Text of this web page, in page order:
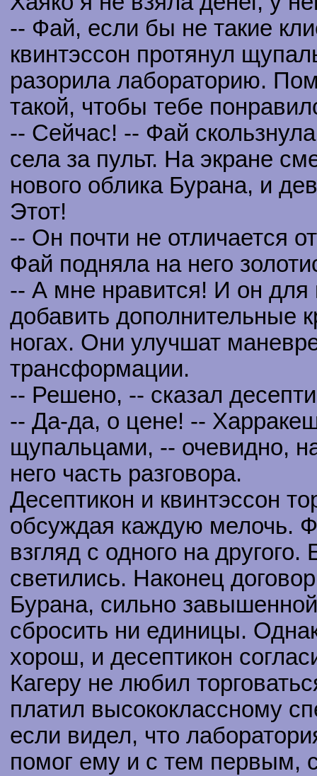
-- Фай, если бы не такие
квинтэссон протянул
разорила лабораторию.
такой, чтобы тебе
-- Сейчас! -- Фай
села за пульт. На экране
нового облика Бурана, и
Этот!
-- Он почти не отличается
Фай подняла на него
-- А мне нравится! И он
добавить дополнительные
ногах. Они улучшат
трансформации.
-- Решено, -- сказал
-- Да-да, о цене! --
щупальцами, -- очевидно,
него часть разговора.
Десептикон и квинтэссон
обсуждая каждую мелочь.
взгляд с одного на
светились. Наконец
Бурана, сильно
сбросить ни единицы.
хорош, и десептикон
Кагеру не любил
платил высококлассному
если видел, что
помог ему и с тем первым,